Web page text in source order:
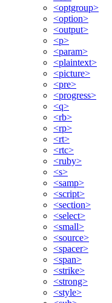
<optgroup>
<option>
<output>
<p>
<param>
<plaintext>
<picture>
<pre>
<progress>
<q>
<rb>
<rp>
<rt>
<rtc>
<ruby>
<s>
<samp>
<script>
<section>
<select>
<small>
<source>
<spacer>
<span>
<strike>
<strong>
<style>